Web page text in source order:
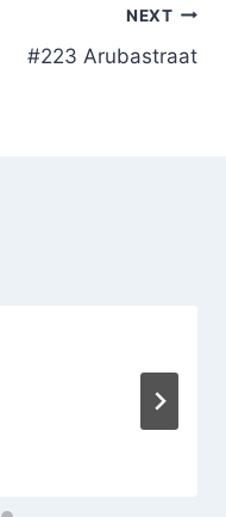
NEXT
#223 Arubastraat